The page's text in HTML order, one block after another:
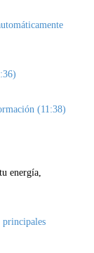
(11:38)
energía,
principales